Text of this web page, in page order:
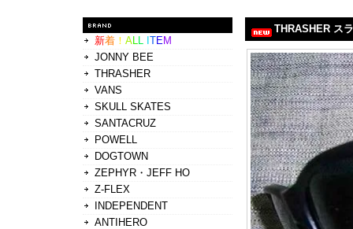
新着 ！ ALL TEM
JONNY BEE
THRASHER
VANS
SKULL SKATES
SANTACRUZ
POWELL
DOGTOWN
ZEPHYR・JEFF HO
Z-FLEX
INDEPENDENT
ANTIHERO
THRASHER ス